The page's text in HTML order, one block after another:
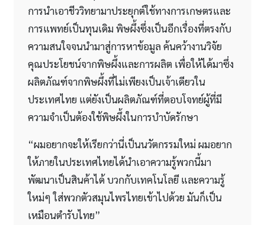
การนำเอาชีววิทยามาประยุกต์ใช้ทางการเกษตรและ
การแพทย์เป็นทุนเดิม พิษผึ้งซึ่งเป็นอีกเรื่องที่ตรงกับ
ความสนใจจนนำมาสู่การหาข้อมูล ค้นคว้างานวิจัย
คุณประโยชน์จากพิษผึ้งและการผลิต เพื่อให้ได้มาซึ่ง
ผลิตภัณฑ์จากพิษผึ้งที่ไม่เพียงเป็นเจ้าเดียวใน
ประเทศไทย แต่ยังเป็นผลิตภัณฑ์ที่ตอบโจทย์ผู้ที่มี
ความจำเป็นต้องใช้พิษผึ้งในการบำบัดรักษา
“ผมอยากจะให้เรียกว่านี่เป็นนวัตกรรมใหม่ ผมอยาก
ให้ภายในประเทศไทยได้นำเอาความรู้พวกนี้มา
พัฒนาเป็นสินค้าได้ บวกกับเทคโนโลยี และความรู้
ใหม่ๆ ใส่พวกตัวสมุนไพรไทยเข้าไปด้วย มันก็เป็น
เหมือนตำรับไทย”